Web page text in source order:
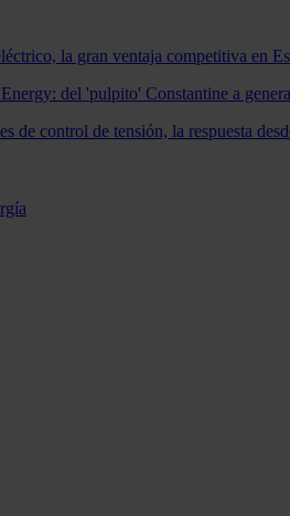
la gran ventaja competitiva en
del 'pulpito' Constantine a
de control de tensión, la respuesta